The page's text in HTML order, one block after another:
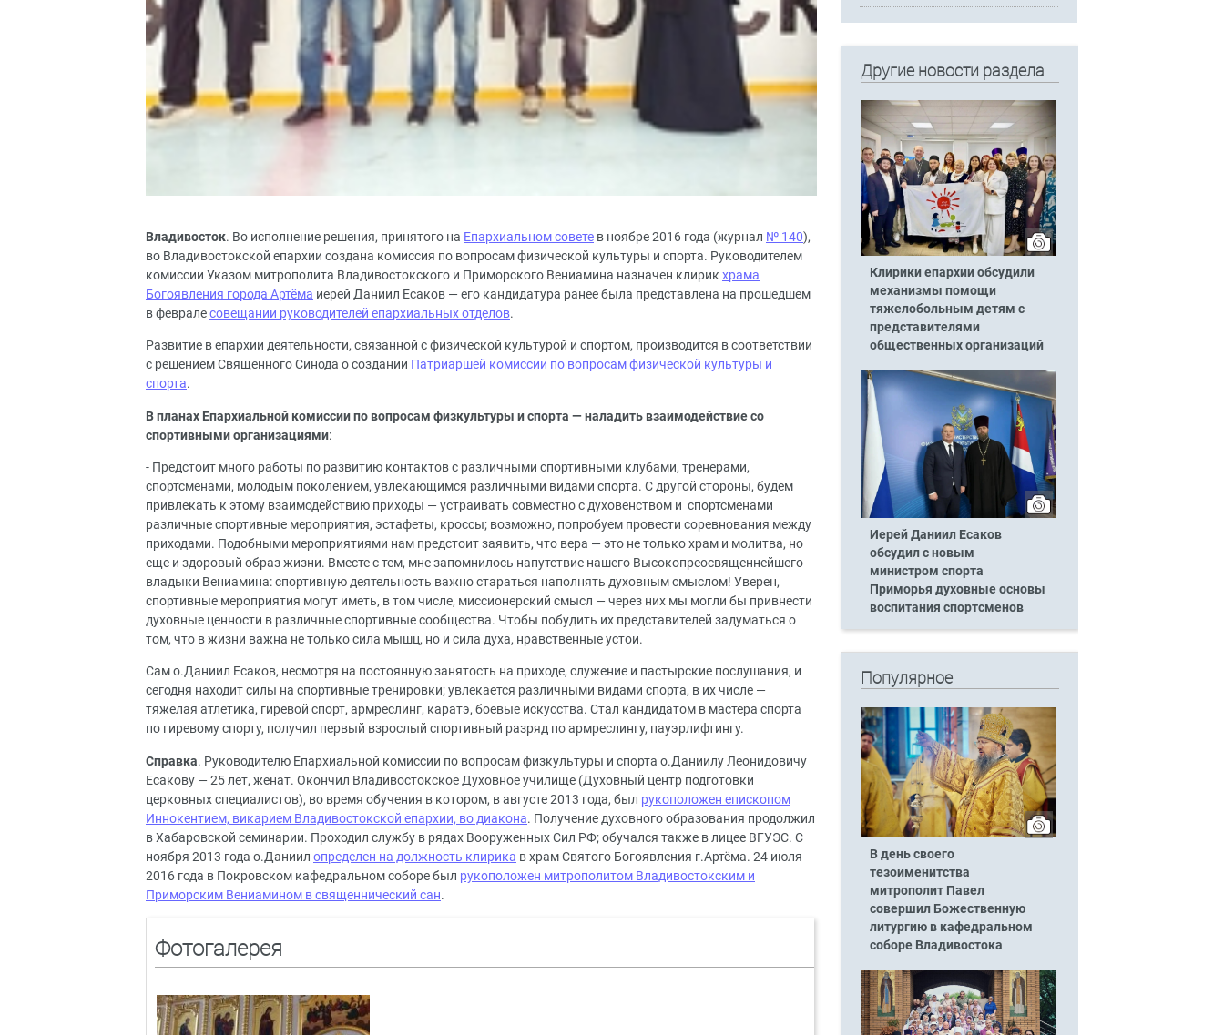
Владивосток. Во исполнение решения, принятого на Епархиальном совете в ноябре 2016 года (журнал № 140),
во Владивостокской епархии создана комиссия по вопросам физической культуры и спорта. Руководителем
комиссии Указом митрополита Владивостокского и Приморского Вениамина назначен клирик храма
Богоявления города Артёма иерей Даниил Есаков — его кандидатура ранее была представлена на прошедшем
в февралесовещании руководителей епархиальных отделов.
Развитие в епархии деятельности, связанной с физической культурой и спортом, производится в соответствии
с решением Священного Синода о создании Патриаршей комиссии по вопросам физической культуры и
спорта.
В планах Епархиальной комиссии по вопросам физкультуры и спорта — наладить взаимодействие со
спортивными организациями:
- Предстоит много работы по развитию контактов с различными спортивными клубами, тренерами,
спортсменами, молодым поколением, увлекающимся различными видами спорта. С другой стороны, будем
привлекать к этому взаимодействию приходы — устраивать совместно с духовенством и спортсменами
различные спортивные мероприятия, эстафеты, кроссы; возможно, попробуем провести соревнования между
приходами. Подобными мероприятиями нам предстоит заявить, что вера — это не только храм и молитва, но
еще и здоровый образ жизни. Вместе с тем, мне запомнилось напутствие нашего Высокопреосвященнейшего
владыки Вениамина: спортивную деятельность важно стараться наполнять духовным смыслом! Уверен,
спортивные мероприятия могут иметь, в том числе, миссионерский смысл — через них мы могли бы привнести
духовные ценности в различные спортивные сообщества. Чтобы побудить их представителей задуматься о
том, что в жизни важна не только сила мышц, но и сила духа, нравственные устои.
Сам о.Даниил Есаков, несмотря на постоянную занятость на приходе, служение и пастырские послушания, и
сегодня находит силы на спортивные тренировки; увлекается различными видами спорта, в их числе —
тяжелая атлетика, гиревой спорт, армреслинг, каратэ, боевые искусства. Стал кандидатом в мастера спорта
по гиревому спорту, получил первый взрослый спортивный разряд по армреслингу, пауэрлифтингу.
Справка. Руководителю Епархиальной комиссии по вопросам физкультуры и спорта о.Даниилу Леонидовичу
Есакову — 25 лет, женат. Окончил Владивостокское Духовное училище (Духовный центр подготовки
церковных специалистов), во время обучения в котором, в августе 2013 года, был рукоположен епископом
Иннокентием, викарием Владивостокской епархии, во диакона. Получение духовного образования продолжил
в Хабаровской семинарии. Проходил службу в рядах Вооруженных Сил РФ; обучался также в лицее ВГУЭС. С
ноября 2013 года о.Даниил определен на должность клирика в храм Святого Богоявления г.Артёма. 24 июля
2016 года в Покровском кафедральном соборе был рукоположен митрополитом Владивостокским и
Приморским Вениамином в священнический сан.
Фотогалерея
Другие новости раздела
Клирики епархии обсудили
механизмы помощи
тяжелобольным детям с
представителями
общественных организаций
Иерей Даниил Есаков
обсудил с новым
министром спорта
Приморья духовные основы
воспитания спортсменов
Популярное
В день своего
тезоименитства
митрополит Павел
совершил Божественную
литургию в кафедральном
соборе Владивостока